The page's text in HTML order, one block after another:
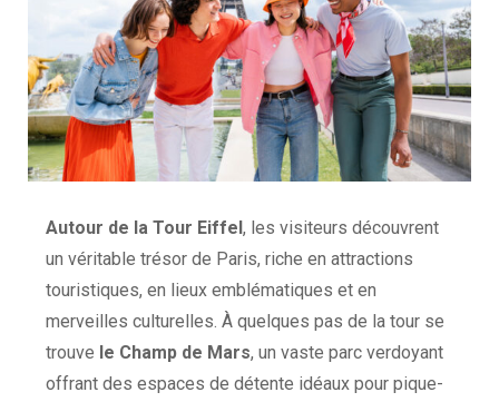
Autour de la Tour Eiffel, les visiteurs découvrent
un véritable trésor de Paris, riche en attractions
touristiques, en lieux emblématiques et en
merveilles culturelles. À quelques pas de la tour se
trouve le Champ de Mars, un vaste parc verdoyant
offrant des espaces de détente idéaux pour pique-